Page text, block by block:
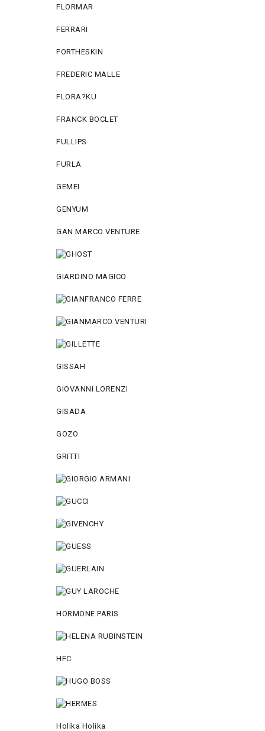
FLORMAR
FERRARI
FORTHESKIN
FREDERIC MALLE
FLORA?KU
FRANCK BOCLET
FULLIPS
FURLA
GEMEI
GENYUM
GAN MARCO VENTURE
GIARDINO MAGICO
GISSAH
GIOVANNI LORENZI
GISADA
GOZO
GRITTI
HORMONE PARIS
HFC
Holika Holika